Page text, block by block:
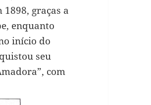
graças a
enquanto
início do
seu
com